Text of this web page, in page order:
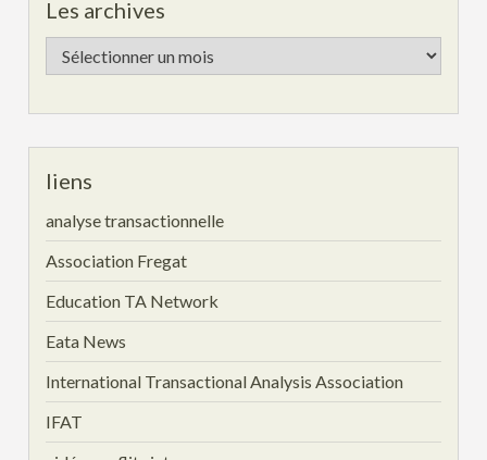
Les archives
Les
archives
liens
analyse transactionnelle
Association Fregat
Education TA Network
Eata News
International Transactional Analysis Association
IFAT